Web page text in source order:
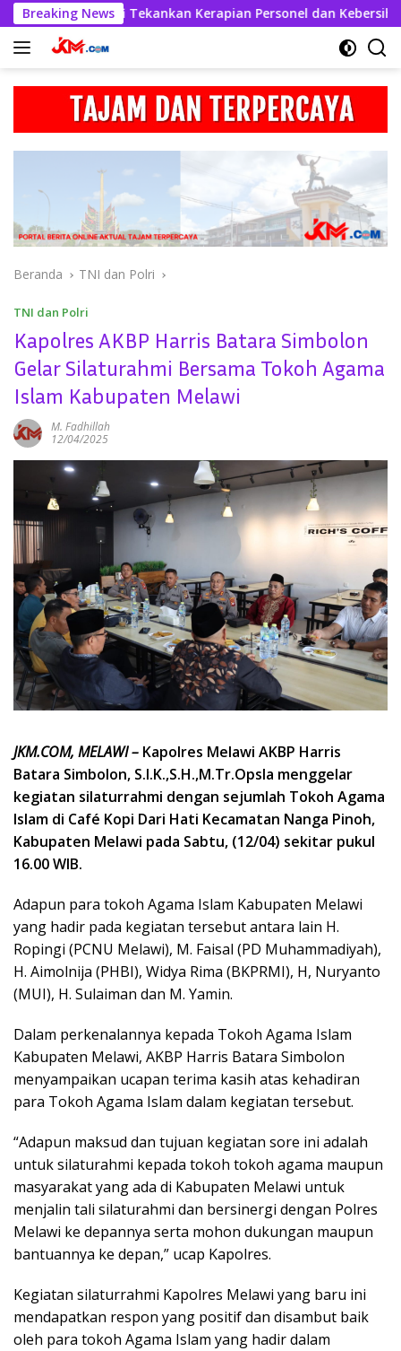
Langsung
ke
konten
Breaking News
Kahfi Tekankan Kerapian Personel dan Kebersihan Mako
Beranda TNI dan Polri
TNI dan Polri
Kapolres AKBP Harris Batara Simbolon
Gelar Silaturahmi Bersama Tokoh Agama
Islam Kabupaten Melawi
M. Fadhillah
12/04/2025
JKM.COM, MELAWI – Kapolres Melawi AKBP Harris
Batara Simbolon, S.I.K.,S.H.,M.Tr.Opsla menggelar
kegiatan silaturrahmi dengan sejumlah Tokoh Agama
Islam di Café Kopi Dari Hati Kecamatan Nanga Pinoh,
Kabupaten Melawi pada Sabtu, (12/04) sekitar pukul
16.00 WIB.
Adapun para tokoh Agama Islam Kabupaten Melawi
yang hadir pada kegiatan tersebut antara lain H.
Ropingi (PCNU Melawi), M. Faisal (PD Muhammadiyah),
H. Aimolnija (PHBI), Widya Rima (BKPRMI), H, Nuryanto
(MUI), H. Sulaiman dan M. Yamin.
Dalam perkenalannya kepada Tokoh Agama Islam
Kabupaten Melawi, AKBP Harris Batara Simbolon
menyampaikan ucapan terima kasih atas kehadiran
para Tokoh Agama Islam dalam kegiatan tersebut.
“Adapun maksud dan tujuan kegiatan sore ini adalah
untuk silaturahmi kepada tokoh tokoh agama maupun
masyarakat yang ada di Kabupaten Melawi untuk
menjalin tali silaturahmi dan bersinergi dengan Polres
Melawi ke depannya serta mohon dukungan maupun
bantuannya ke depan,” ucap Kapolres.
Kegiatan silaturrahmi Kapolres Melawi yang baru ini
mendapatkan respon yang positif dan disambut baik
oleh para tokoh Agama Islam yang hadir dalam